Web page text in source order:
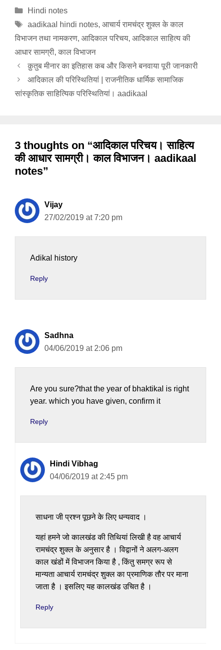
Categories
Hindi notes
Tags
aadikaal hindi notes, आचार्य रामचंद्र शुक्ल के काल
विभाजन तथा नामकरण, आदिकाल परिचय, आदिकाल साहित्य की
आधार सामग्री, काल विभाजन
क़ुतुब मीनार का इतिहास कब और किसने बनवाया पूरी जानकारी
आदिकाल की परिस्थितियां | राजनीतिक धार्मिक सामाजिक
सांस्कृतिक साहित्यिक परिस्थितियां। aadikaal
3 thoughts on “आदिकाल परिचय। साहित्य
की आधार सामग्री। काल विभाजन। aadikaal
notes”
Vijay
27/02/2019 at 7:20 pm
Adikal history
Reply
Sadhna
04/06/2019 at 2:06 pm
Are you sure?that the year of bhaktikal is right
year. which you have given, confirm it
Reply
Hindi Vibhag
04/06/2019 at 2:45 pm
साधना जी प्रश्न पूछने के लिए धन्यवाद ।
यहां हमने जो कालखंड की तिथियां लिखी है वह आचार्य
रामचंद्र शुक्ल के अनुसार है । विद्वानों ने अलग-अलग
काल खंडों में विभाजन किया है , किंतु समग्र रूप से
मान्यता आचार्य रामचंद्र शुक्ल का प्रमाणिक तौर पर माना
जाता है । इसलिए यह कालखंड उचित है ।
Reply